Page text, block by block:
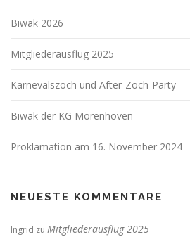
Biwak 2026
Mitgliederausflug 2025
Karnevalszoch und After-Zoch-Party
Biwak der KG Morenhoven
Proklamation am 16. November 2024
NEUESTE KOMMENTARE
Ingrid zu Mitgliederausflug 2025